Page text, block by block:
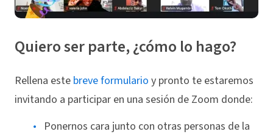
Quiero ser parte, ¿cómo lo hago?
Rellena este breve formulario y pronto te estaremos
invitando a participar en una sesión de Zoom donde:
Ponernos cara junto con otras personas de la